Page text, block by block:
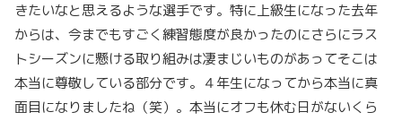
きたいなと思えるような選手です。特に上級生になった去年
からは、今までもすごく練習態度が良かったのにさらにラス
トシーズンに懸ける取り組みは凄まじいものがあってそこは
本当に尊敬している部分です。４年生になってから本当に真
面目になりましたね（笑）。本当にオフも休む日がないくら